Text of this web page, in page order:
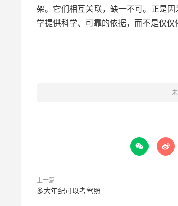
架。它们相互关联，缺一不可。正是
学提供科学、可靠的依据，而不是仅仅
 
上一篇
多大年纪可以考驾照